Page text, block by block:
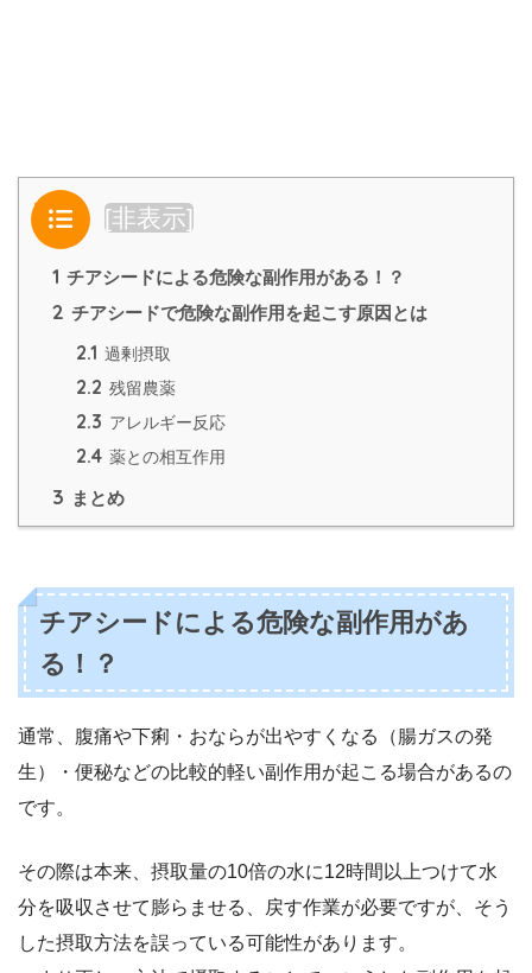
目次 [非表示]
1 チアシードによる危険な副作用がある！？
2 チアシードで危険な副作用を起こす原因とは
2.1 過剰摂取
2.2 残留農薬
2.3 アレルギー反応
2.4 薬との相互作用
3 まとめ
チアシードによる危険な副作用があ
る！？
通常、腹痛や下痢・おならが出やすくなる（腸ガスの発
生）・便秘などの比較的軽い副作用が起こる場合があるの
です。
その際は本来、摂取量の10倍の水に12時間以上つけて水
分を吸収させて膨らませる、戻す作業が必要ですが、そう
した摂取方法を誤っている可能性があります。